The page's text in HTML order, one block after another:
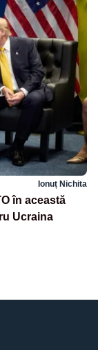
Ionuț Nichita
în această
Ucraina